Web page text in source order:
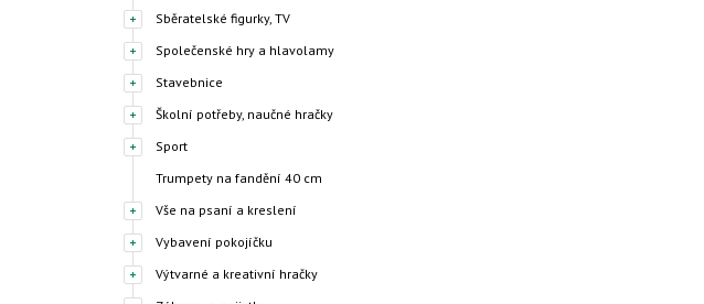
Sběratelské figurky, TV
Společenské hry a hlavolamy
Stavebnice
Školní potřeby, naučné hračky
Sport
Trumpety na fandění 40 cm
Vše na psaní a kreslení
Vybavení pokojíčku
Výtvarné a kreativní hračky